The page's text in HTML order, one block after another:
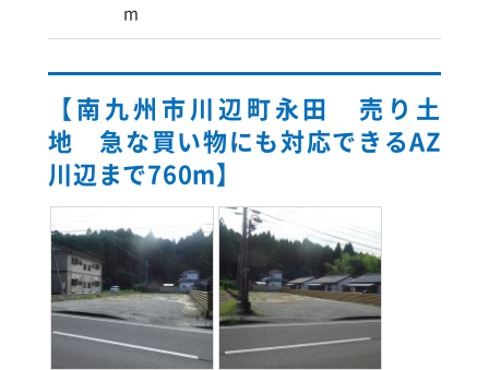
m
【南九州市川辺町永田 売り土
地 急な買い物にも対応できるAZ
川辺まで760m】